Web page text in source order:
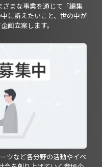
まな事業を通じて「編集
に訴えたいこと、世の中が
画立案します。
ツなど各分野の活動やイベ